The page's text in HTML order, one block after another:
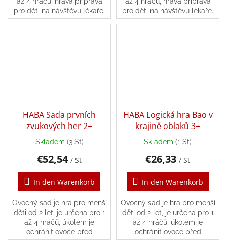
pro děti na návštěvu lékaře.
pro děti na návštěvu lékaře.
HABA Sada prvních
zvukových her 2+
Skladem (3 St)
€52,54 / St
In den Warenkorb
Ovocný sad je hra pro menší
děti od 2 let, je určena pro 1
až 4 hráčů, úkolem je
ochránit ovoce před
špatným krkavcům.
HABA Logická hra Bao v
krajině oblaků 3+
Skladem (1 St)
€26,33 / St
In den Warenkorb
Ovocný sad je hra pro menší
děti od 2 let, je určena pro 1
až 4 hráčů, úkolem je
ochránit ovoce před
špatným krkavcům.